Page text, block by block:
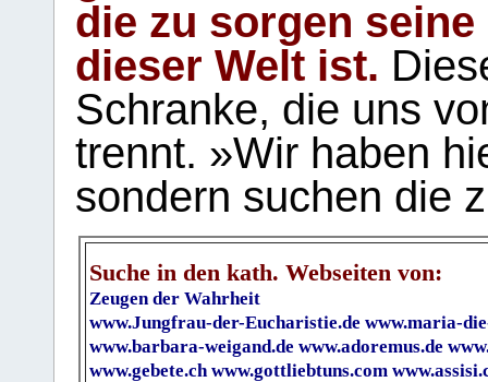
die zu sorgen
dieser Welt ist.
Schranke, die uns
trennt. »Wir haben
sondern suchen die
Suche in den kath. Webseiten von:
Zeugen der Wahrheit
www.Jungfrau-der-Eucharistie.de www.maria-
www.barbara-weigand.de www.adoremus.de
www.gebete.ch www.gottliebtuns.com